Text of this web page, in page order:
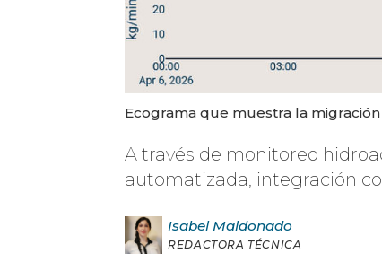
Ecograma que muestra la
A través de monitoreo
automatizada, integración
Isabel Maldonado
REDACTORA TÉCNICA